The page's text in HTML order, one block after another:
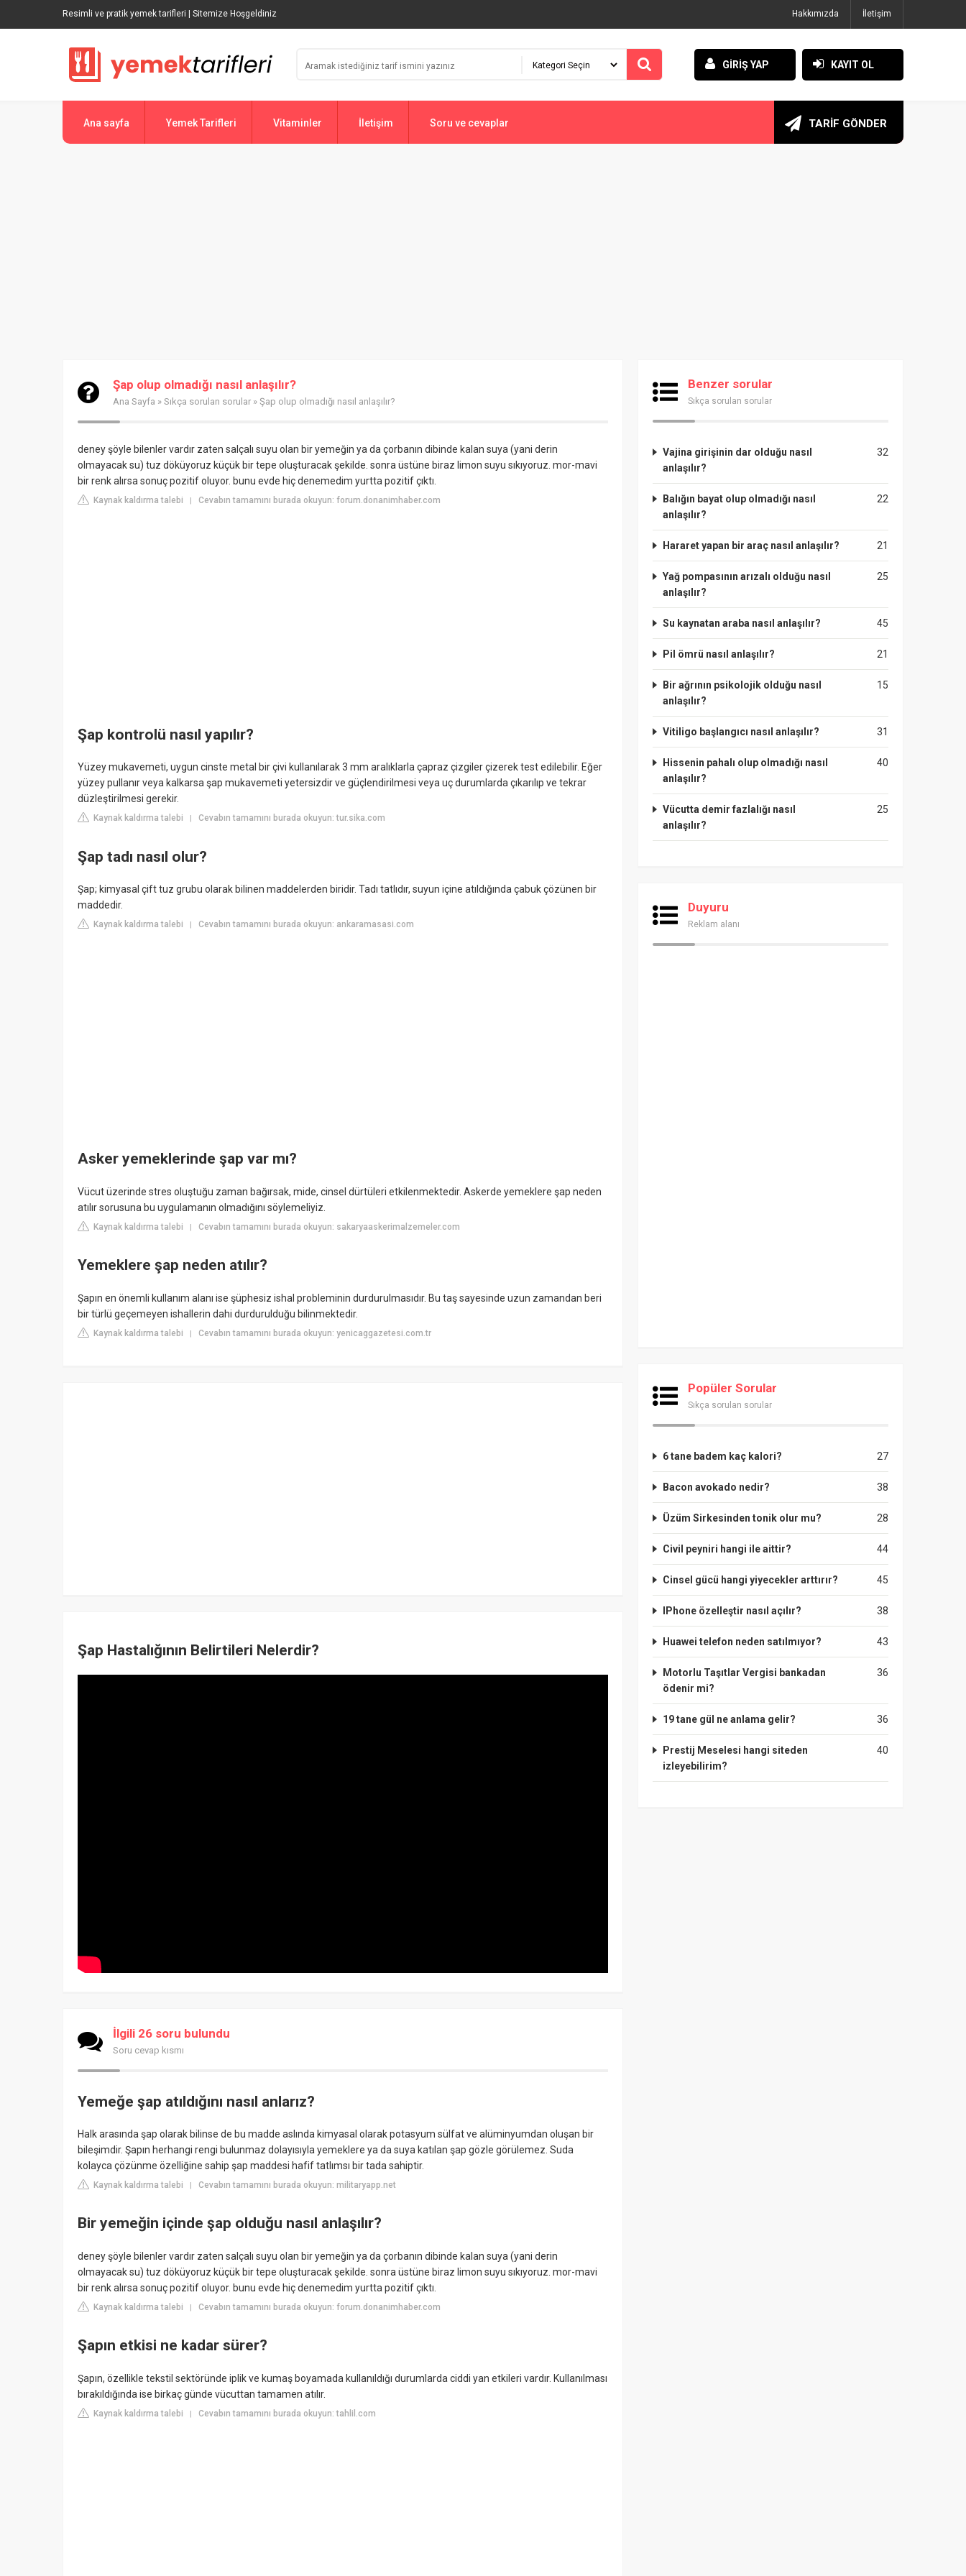
Resimli ve pratik yemek tarifleri | Sitemize Hoşgeldiniz Hakkımızda İletişim
GİRİŞ YAP KAYIT OL
Ana sayfa Yemek Tarifleri Vitaminler İletişim Soru ve cevaplar TARİF GÖNDER
Şap olup olmadığı nasıl anlaşılır?
Ana Sayfa » Sıkça sorulan sorular » Şap olup olmadığı nasıl anlaşılır?
deney şöyle bilenler vardır zaten salçalı suyu olan bir yemeğin ya da çorbanın dibinde kalan suya (yani derin
olmayacak su) tuz döküyoruz küçük bir tepe oluşturacak şekilde. sonra üstüne biraz limon suyu sıkıyoruz. mor-mavi
bir renk alırsa sonuç pozitif oluyor. bunu evde hiç denemedim yurtta pozitif çıktı.
Kaynak kaldırma talebi | Cevabın tamamını burada okuyun: forum.donanimhaber.com
Şap kontrolü nasıl yapılır?
Yüzey mukavemeti, uygun cinste metal bir çivi kullanılarak 3 mm aralıklarla çapraz çizgiler çizerek test edilebilir. Eğer
yüzey pullanır veya kalkarsa şap mukavemeti yetersizdir ve güçlendirilmesi veya uç durumlarda çıkarılıp ve tekrar
düzleştirilmesi gerekir.
Kaynak kaldırma talebi Cevabın tamamını burada okuyun: tur.sika.com
Şap tadı nasıl olur?
Şap; kimyasal çift tuz grubu olarak bilinen maddelerden biridir. Tadı tatlıdır, suyun içine atıldığında çabuk çözünen bir
maddedir.
Kaynak kaldırma talebi Cevabın tamamını burada okuyun: ankaramasasi.com
Asker yemeklerinde şap var mı?
Vücut üzerinde stres oluştuğu zaman bağırsak, mide, cinsel dürtüleri etkilenmektedir. Askerde yemeklere şap neden
atılır sorusuna bu uygulamanın olmadığını söylemeliyiz.
Kaynak kaldırma talebi | Cevabın tamamını burada okuyun: sakaryaaskerimalzemeler.com
Yemeklere şap neden atılır?
Şapın en önemli kullanım alanı ise şüphesiz ishal probleminin durdurulmasıdır. Bu taş sayesinde uzun zamandan beri
bir türlü geçemeyen ishallerin dahi durdurulduğu bilinmektedir.
Kaynak kaldırma talebi | Cevabın tamamını burada okuyun: yenicaggazetesi.com.tr
Şap Hastalığının Belirtileri Nelerdir?
İlgili 26 soru bulundu
Soru cevap kısmı
Yemeğe şap atıldığını nasıl anlarız?
Halk arasında şap olarak bilinse de bu madde aslında kimyasal olarak potasyum sülfat ve alüminyumdan oluşan bir
bileşimdir. Şapın herhangi rengi bulunmaz dolayısıyla yemeklere ya da suya katılan şap gözle görülemez. Suda
kolayca çözünme özelliğine sahip şap maddesi hafif tatlımsı bir tada sahiptir.
Kaynak kaldırma talebi | Cevabın tamamını burada okuyun: militaryapp.net
Bir yemeğin içinde şap olduğu nasıl anlaşılır?
deney şöyle bilenler vardır zaten salçalı suyu olan bir yemeğin ya da çorbanın dibinde kalan suya (yani derin
olmayacak su) tuz döküyoruz küçük bir tepe oluşturacak şekilde. sonra üstüne biraz limon suyu sıkıyoruz. mor-mavi
bir renk alırsa sonuç pozitif oluyor. bunu evde hiç denemedim yurtta pozitif çıktı.
Kaynak kaldırma talebi | Cevabın tamamını burada okuyun: forum.donanimhaber.com
Şapın etkisi ne kadar sürer?
Şapın, özellikle tekstil sektöründe iplik ve kumaş boyamada kullanıldığı durumlarda ciddi yan etkileri vardır. Kullanılması
bırakıldığında ise birkaç günde vücuttan tamamen atılır.
Kaynak kaldırma talebi | Cevabın tamamını burada okuyun: tahlil.com
Benzer sorular
Sıkça sorulan sorular
32
Vajina girişinin dar olduğu nasıl
anlaşılır?
22
Balığın bayat olup olmadığı nasıl
anlaşılır?
21
Hararet yapan bir araç nasıl anlaşılır?
25
Yağ pompasının arızalı olduğu nasıl
anlaşılır?
45
Su kaynatan araba nasıl anlaşılır?
21
Pil ömrü nasıl anlaşılır?
15
Bir ağrının psikolojik olduğu nasıl
anlaşılır?
31
Vitiligo başlangıcı nasıl anlaşılır?
40
Hissenin pahalı olup olmadığı nasıl
anlaşılır?
25
Vücutta demir fazlalığı nasıl
anlaşılır?
Duyuru
Reklam alanı
Popüler Sorular
Sıkça sorulan sorular
27
6 tane badem kaç kalori?
38
Bacon avokado nedir?
28
Üzüm Sirkesinden tonik olur mu?
44
Civil peyniri hangi ile aittir?
45
Cinsel gücü hangi yiyecekler arttırır?
38
IPhone özelleştir nasıl açılır?
43
Huawei telefon neden satılmıyor?
36
Motorlu Taşıtlar Vergisi bankadan
ödenir mi?
36
19 tane gül ne anlama gelir?
40
Prestij Meselesi hangi siteden
izleyebilirim?